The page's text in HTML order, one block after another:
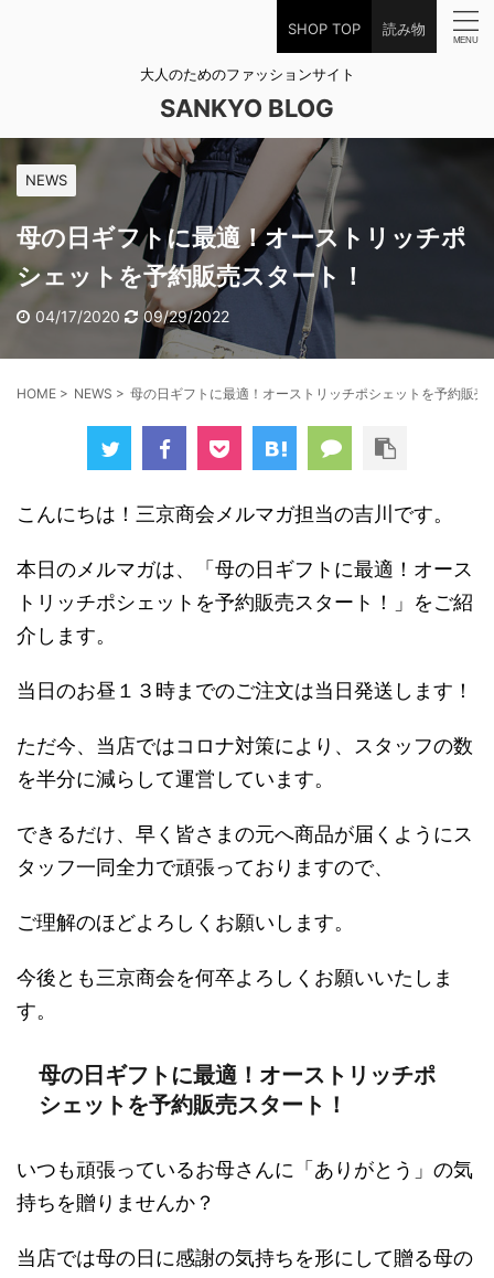
SHOP TOP 読み物
大人のためのファッションサイト
SANKYO BLOG
NEWS
母の日ギフトに最適！オーストリッチポ
シェットを予約販売スタート！
04/17/2020 09/29/2022
HOME > NEWS > 母の日ギフトに最適！オーストリッチポシェットを予約販売
こんにちは！三京商会メルマガ担当の吉川です。
本日のメルマガは、「母の日ギフトに最適！オース
トリッチポシェットを予約販売スタート！」をご紹
介します。
当日のお昼１３時までのご注文は当日発送します！
ただ今、当店ではコロナ対策により、スタッフの数
を半分に減らして運営しています。
できるだけ、早く皆さまの元へ商品が届くようにス
タッフ一同全力で頑張っておりますので、
ご理解のほどよろしくお願いします。
今後とも三京商会を何卒よろしくお願いいたしま
す。
母の日ギフトに最適！オーストリッチポ
シェットを予約販売スタート！
いつも頑張っているお母さんに「ありがとう」の気
持ちを贈りませんか？
当店では母の日に感謝の気持ちを形にして贈る母の